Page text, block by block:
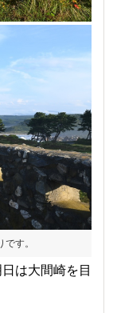
す。
は大間崎を目